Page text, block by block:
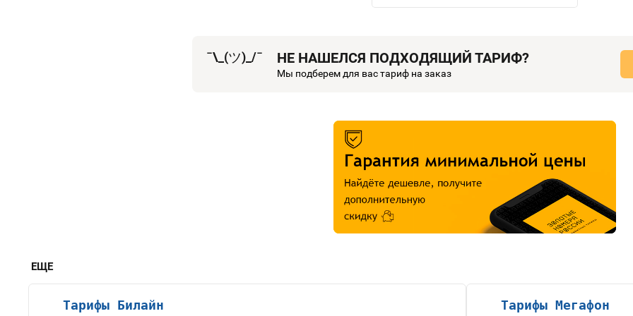
¯\_(ツ)_/¯ НЕ НАШЕЛСЯ ПОДХОДЯЩИЙ ТАРИФ?
Мы подберем для вас тариф на заказ
ЕЩЕ
Тарифы Билайн Тарифы Мегафон